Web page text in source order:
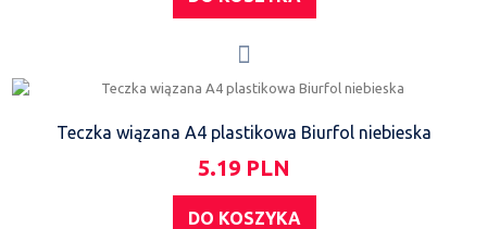
Teczka wiązana A4 plastikowa Biurfol niebieska
5.19 PLN
DO KOSZYKA